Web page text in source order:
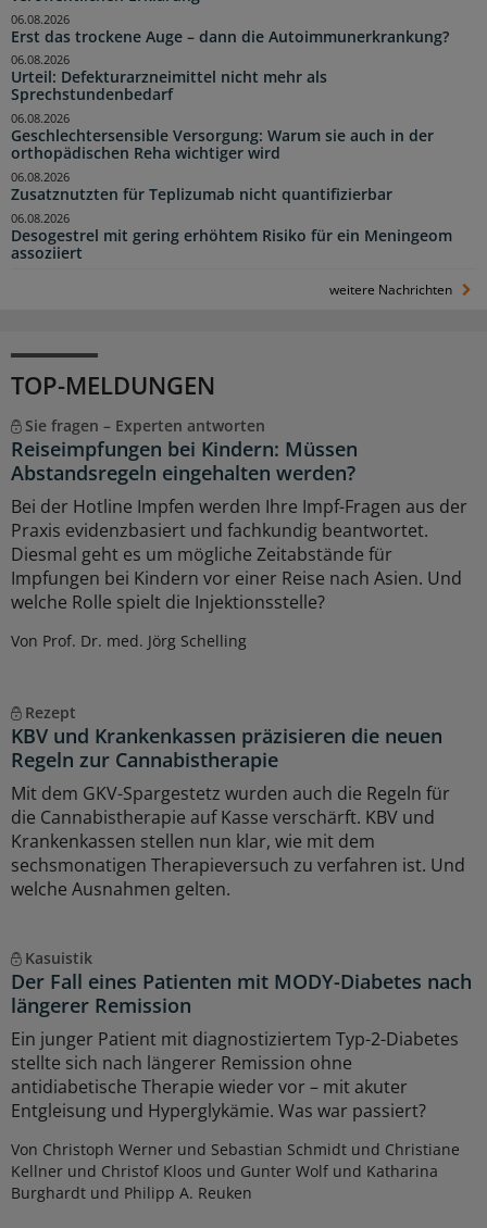
Erst das trockene Auge – dann die Autoimmunerkrankung?
06.08.2026
Urteil: Defekturarzneimittel nicht mehr als
Sprechstundenbedarf
06.08.2026
Geschlechtersensible Versorgung: Warum sie auch in der
orthopädischen Reha wichtiger wird
06.08.2026
Zusatznutzten für Teplizumab nicht quantifizierbar
06.08.2026
Desogestrel mit gering erhöhtem Risiko für ein Meningeom
assoziiert
06.08.2026
weitere Nachrichten
TOP-MELDUNGEN
Sie fragen – Experten antworten
Reiseimpfungen bei Kindern: Müssen
Abstandsregeln eingehalten werden?
Bei der Hotline Impfen werden Ihre Impf-Fragen aus der
Praxis evidenzbasiert und fachkundig beantwortet.
Diesmal geht es um mögliche Zeitabstände für
Impfungen bei Kindern vor einer Reise nach Asien. Und
welche Rolle spielt die Injektionsstelle?
Von Prof. Dr. med. Jörg Schelling
Rezept
KBV und Krankenkassen präzisieren die neuen
Regeln zur Cannabistherapie
Mit dem GKV-Spargestetz wurden auch die Regeln für
die Cannabistherapie auf Kasse verschärft. KBV und
Krankenkassen stellen nun klar, wie mit dem
sechsmonatigen Therapieversuch zu verfahren ist. Und
welche Ausnahmen gelten.
Kasuistik
Der Fall eines Patienten mit MODY-Diabetes nach
längerer Remission
Ein junger Patient mit diagnostiziertem Typ-2-Diabetes
stellte sich nach längerer Remission ohne
antidiabetische Therapie wieder vor – mit akuter
Entgleisung und Hyperglykämie. Was war passiert?
Von Christoph Werner und Sebastian Schmidt und Christiane
Kellner und Christof Kloos und Gunter Wolf und Katharina
Burghardt und Philipp A. Reuken